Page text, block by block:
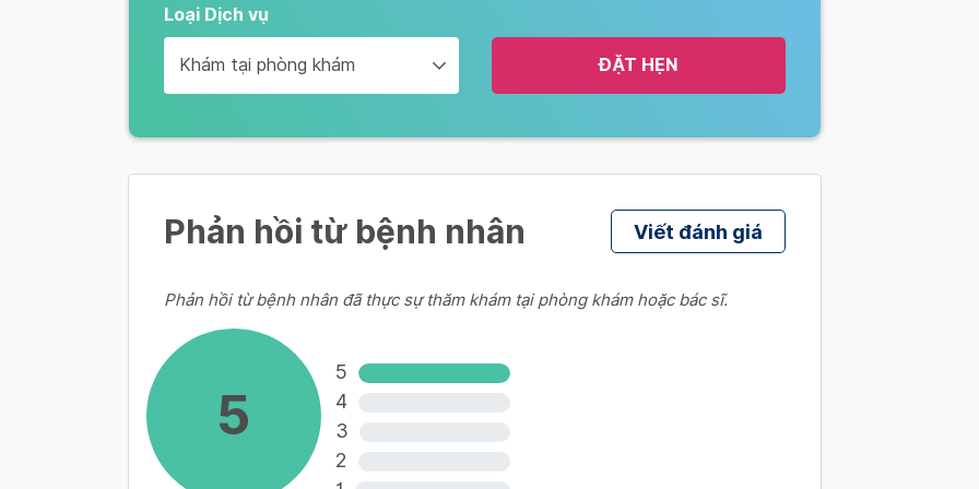
1,040,000 VND
Các bệnh do phế cầu
1,290,000 VND
Xem thêm
Loại Dịch vụ
Khám tại phòng khám ĐẶT HẸN
Phản hồi từ bệnh nhân Viết đánh giá
Phản hồi từ bệnh nhân đã thực sự thăm khám tại phòng khám hoặc bác sĩ.
5
5
4
3
2